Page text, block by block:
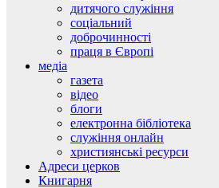
дитячого служіння
соціальний
доброчинності
праця в Європі
медіа
газета
відео
блоги
електронна бібліотека
служіння онлайн
християнські ресурси
Адреси церков
Книгарня